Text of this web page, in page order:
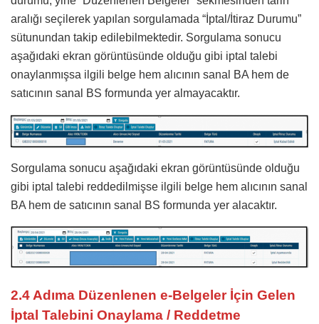
aralığı seçilerek yapılan sorgulamada “İptal/İtiraz Durumu”
sütunundan takip edilebilmektedir. Sorgulama sonucu
aşağıdaki ekran görüntüsünde olduğu gibi iptal talebi
onaylanmışsa ilgili belge hem alıcının sanal BA hem de
satıcının sanal BS formunda yer almayacaktır.
Sorgulama sonucu aşağıdaki ekran görüntüsünde olduğu
gibi iptal talebi reddedilmişse ilgili belge hem alıcının sanal
BA hem de satıcının sanal BS formunda yer alacaktır.
2.4 Adıma Düzenlenen e-Belgeler İçin Gelen
İptal Talebini Onaylama / Reddetme